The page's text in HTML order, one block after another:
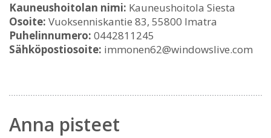
Kauneushoitolan nimi: Kauneushoitola Siesta
Osoite: Vuoksenniskantie 83, 55800 Imatra
Puhelinnumero: 0442811245
Sähköpostiosoite: immonen62@windowslive.com
Anna pisteet